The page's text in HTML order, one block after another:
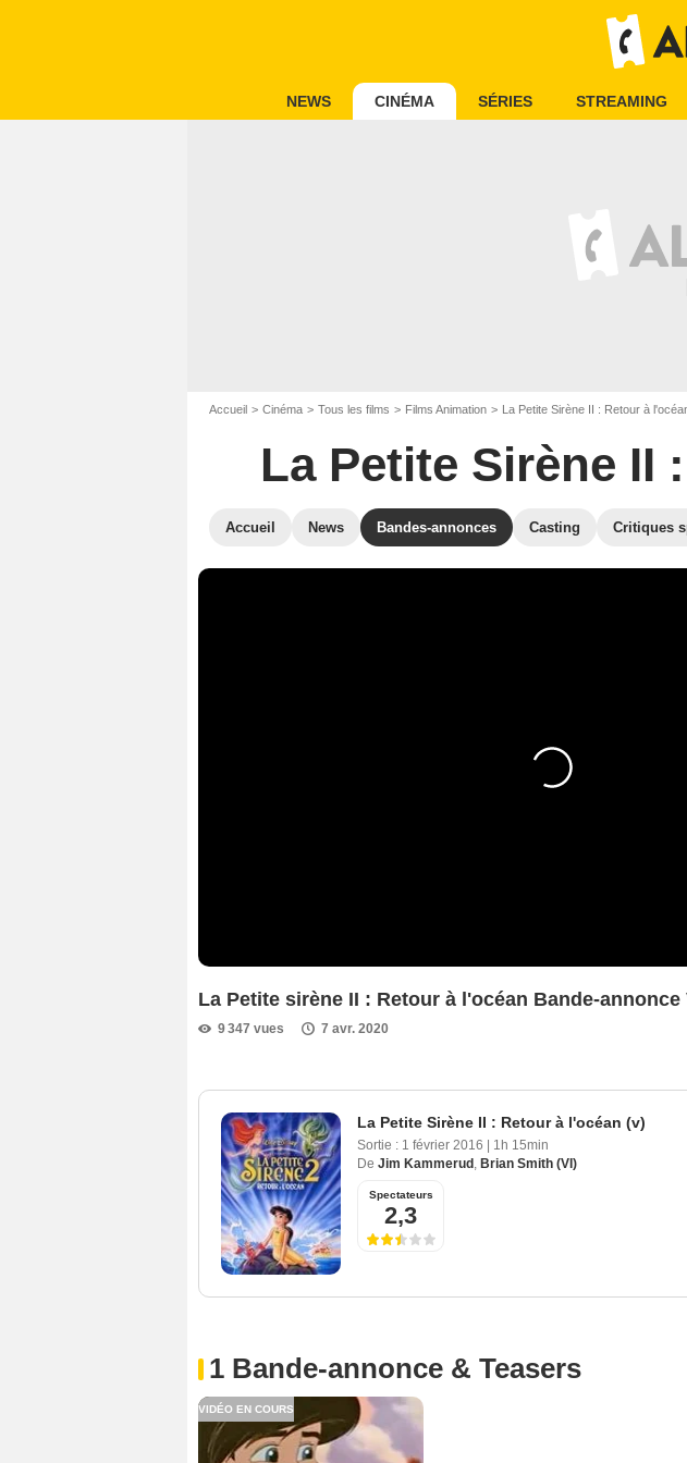
NEWS CINÉMA SÉRIES STREAMING
Accueil Cinéma Tous les films Films Animation La Petite Sirène II : Retour à
La Petite Sirène II
Accueil News Bandes-annonces Casting Critiques
La Petite sirène II : Retour à l'océan Bande-annonce
9 347 vues 7 avr. 2020
La Petite Sirène II : Retour à l'océan (v)
Sortie : 1 février 2016
1h 15min
De Jim Kammerud , Brian Smith (VI)
Spectateurs
2,3
1 Bande-annonce & Teasers
VIDÉO EN COURS